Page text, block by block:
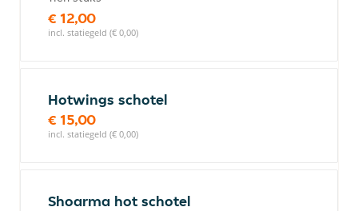
€ 12,00
incl. statiegeld (€ 0,00)
Hotwings schotel
€ 15,00
incl. statiegeld (€ 0,00)
Shoarma hot schotel